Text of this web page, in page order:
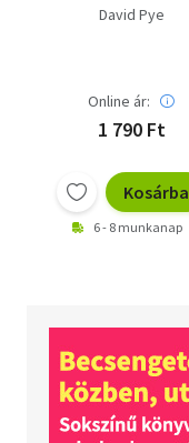
David Pye
Online ár:
1 790 Ft
Kosárba
6 - 8 munkanap